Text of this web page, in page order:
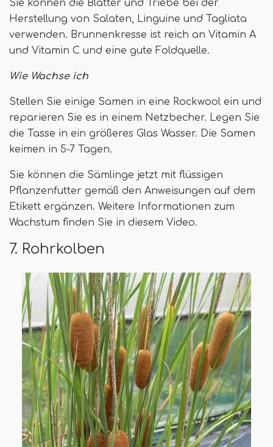
Sie können die Blätter und Triebe bei der
Herstellung von Salaten, Linguine und Tagliata
verwenden. Brunnenkresse ist reich an Vitamin A
und Vitamin C und eine gute Foldquelle.
Wie Wachse ich
Stellen Sie einige Samen in eine Rockwool ein und
reparieren Sie es in einem Netzbecher. Legen Sie
die Tasse in ein größeres Glas Wasser. Die Samen
keimen in 5-7 Tagen.
Sie können die Sämlinge jetzt mit flüssigen
Pflanzenfutter gemäß den Anweisungen auf dem
Etikett ergänzen. Weitere Informationen zum
Wachstum finden Sie in diesem Video.
7. Rohrkolben